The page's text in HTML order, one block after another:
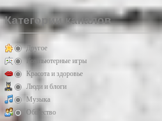
Категории каналов
Другое
Компьютерные игры
Красота и здоровье
Люди и блоги
Музыка
Общество